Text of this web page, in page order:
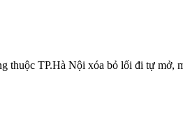
thuộc TP.Hà Nội xóa bỏ lối đi tự mở,